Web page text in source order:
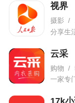
视界
摄影 /
分享生
云采
购物 /
一家专